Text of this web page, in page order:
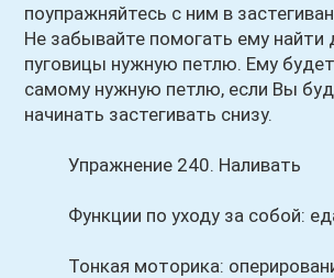
поупражняйтесь с ним в
Не забывайте помогать ему найти
пуговицы нужную петлю. Ему будет
самому нужную петлю, если Вы
начинать застегивать снизу.
Упражнение 240. Наливать
Функции по уходу за собой:
Тонкая моторика: